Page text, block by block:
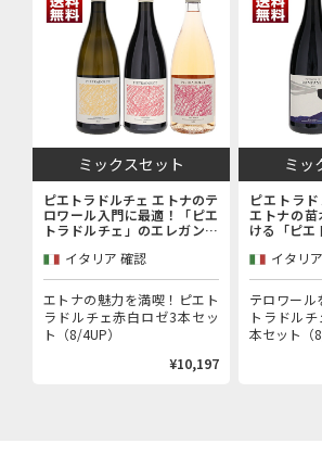
ミックスセット
ピエトラドルチェ エトナのテ
ロワール入門に最適！「ピエ
トラドルチェ」のエレガンス
ェ赤白ロゼ3本セット
イタリア 確認
エトナの魅力を満喫！ピエト
ラドルチェ赤白ロゼ3本セッ
ト（8/4UP）
¥10,197
ミッ
ピエトラ
エトナの
ける「ピエ
イタリ
テロワール
トラドル
本セット（